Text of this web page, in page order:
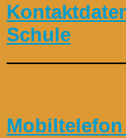
Schule